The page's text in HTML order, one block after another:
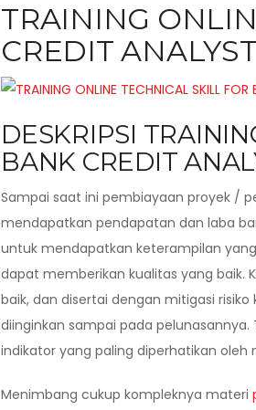
TRAINING
CREDIT ANALYST
DESKRIPSI
BANK CREDIT
Sampai saat ini pembiayaan proyek /
mendapatkan pendapatan dan laba
untuk mendapatkan keterampilan
dapat memberikan kualitas yang baik.
baik, dan disertai dengan mitigasi
diinginkan sampai pada pelunasannya.
indikator yang paling diperhatikan
Menimbang cukup kompleknya materi